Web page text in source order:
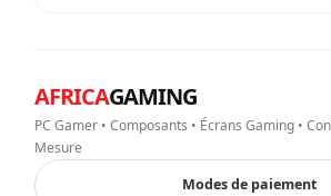
AFRICAGAMING
PC Gamer • Composants • Écrans Gaming •
Mesure
Modes de paiement